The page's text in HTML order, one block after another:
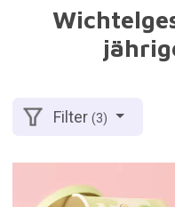
Filter(3)